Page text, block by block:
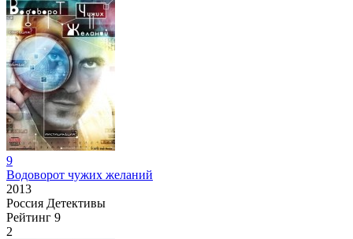
9
Водоворот чужих желаний
2013
Россия Детективы
Рейтинг 9
2